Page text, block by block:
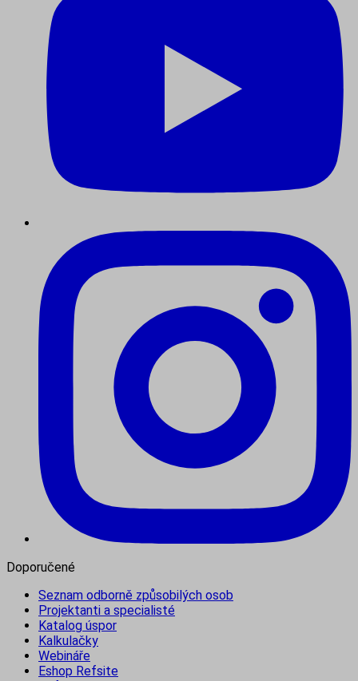
Doporučené
Seznam odborně způsobilých osob
Projektanti a specialisté
Katalog úspor
Kalkulačky
Webináře
Eshop Refsite